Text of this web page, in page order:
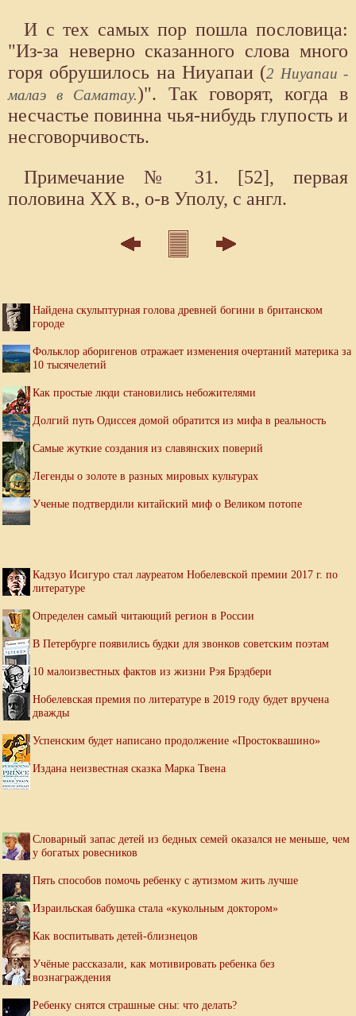
И с тех самых пор пошла пословица:
"Из-за неверно сказанного слова много
горя обрушилось на Ниуапаи (2 Ниуапаи -
малаэ в Саматау.)". Так говорят, когда в
несчастье повинна чья-нибудь глупость и
несговорчивость.
Примечание № 31. [52], первая
половина XX в., о-в Уполу, с англ.
Найдена скульптурная голова древней богини в британском
городе
Фольклор аборигенов отражает изменения очертаний материка за
10 тысячелетий
Как простые люди становились небожителями
Долгий путь Одиссея домой обратится из мифа в реальность
Самые жуткие создания из славянских поверий
Легенды о золоте в разных мировых культурах
Ученые подтвердили китайский миф о Великом потопе
Кадзуо Исигуро стал лауреатом Нобелевской премии 2017 г. по
литературе
Определен самый читающий регион в России
В Петербурге появились будки для звонков советским поэтам
10 малоизвестных фактов из жизни Рэя Брэдбери
Нобелевская премия по литературе в 2019 году будет вручена
дважды
Успенским будет написано продолжение «Простоквашино»
Издана неизвестная сказка Марка Твена
Словарный запас детей из бедных семей оказался не меньше, чем
у богатых ровесников
Пять способов помочь ребенку с аутизмом жить лучше
Израильская бабушка стала «кукольным доктором»
Как воспитывать детей-близнецов
Учёные рассказали, как мотивировать ребенка без
вознаграждения
Ребенку снятся страшные сны: что делать?